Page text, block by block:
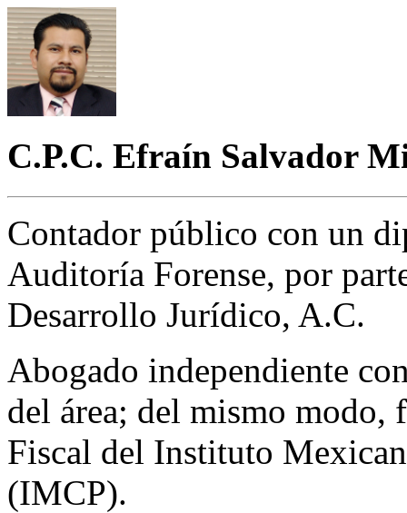
C.P.C. Efraín Salvador
Contador público con un
Auditoría Forense, por
Desarrollo Jurídico, A.C.
Abogado independiente
del área; del mismo modo,
Fiscal del Instituto
(IMCP).